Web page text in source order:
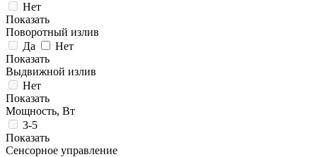
Нет
Показать
Поворотный излив
Да
Нет
Показать
Выдвижной излив
Нет
Показать
Мощность, Вт
3-5
Показать
Сенсорное управление